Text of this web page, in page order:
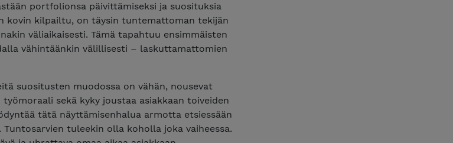
portfolionsa päivittämiseksi ja suosituksia
kovin kilpailtu, on täysin tuntemattoman tekijän
väliaikaisesti. Tämä tapahtuu ensimmäisten
vähintäänkin välillisesti – laskuttamattomien
suositusten muodossa on vähän, nousevat
sekä kyky joustaa asiakkaan toiveiden
tätä näyttämisenhalua armotta etsiessään
tuleekin olla koholla joka vaiheessa.